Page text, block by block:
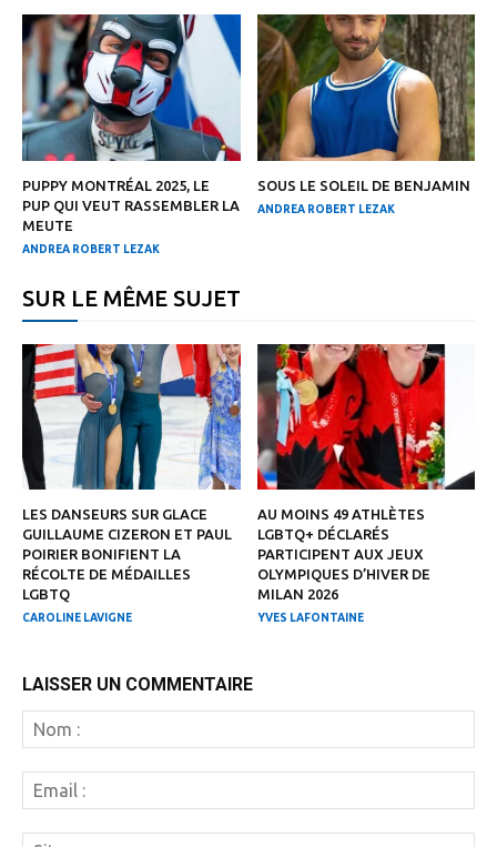
PUPPY MONTRÉAL 2025, LE
PUP QUI VEUT RASSEMBLER LA
MEUTE
ANDREA ROBERT LEZAK
SOUS LE SOLEIL DE BENJAMIN
ANDREA ROBERT LEZAK
SUR LE MÊME SUJET
LES DANSEURS SUR GLACE
GUILLAUME CIZERON ET PAUL
POIRIER BONIFIENT LA
RÉCOLTE DE MÉDAILLES
LGBTQ
CAROLINE LAVIGNE
AU MOINS 49 ATHLÈTES
LGBTQ+ DÉCLARÉS
PARTICIPENT AUX JEUX
OLYMPIQUES D’HIVER DE
MILAN 2026
YVES LAFONTAINE
LAISSER UN COMMENTAIRE
:
: